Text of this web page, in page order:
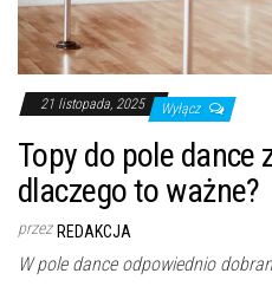
21 listopada, 2025 Wyłącz
Topy do pole dance
dlaczego to ważne?
przez REDAKCJA
W pole dance odpowiednio